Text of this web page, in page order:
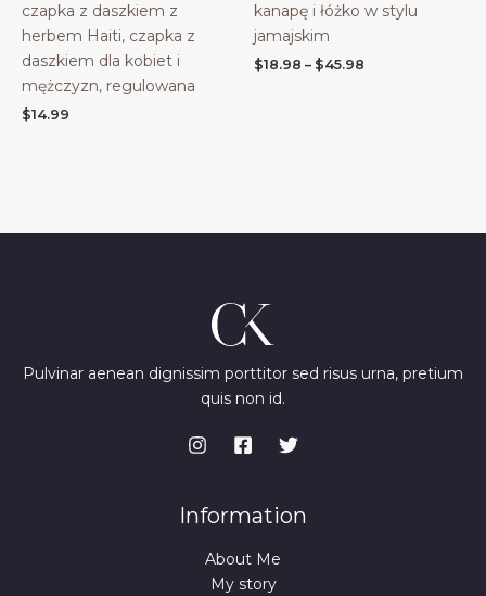
czapka z daszkiem z
herbem Haiti, czapka z
daszkiem dla kobiet i
mężczyzn, regulowana
$14.99
kanapę i łóżko w stylu
jamajskim
$18.98 – $45.98
Pulvinar aenean dignissim porttitor sed risus urna, pretium
quis non id.
Information
About Me
My story